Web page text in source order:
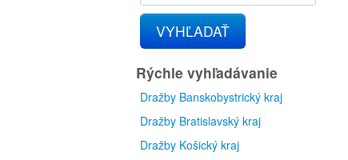
VYHĽADAŤ
Rýchle vyhľadávanie
Dražby Banskobystrický kraj
Dražby Bratislavský kraj
Dražby Košický kraj